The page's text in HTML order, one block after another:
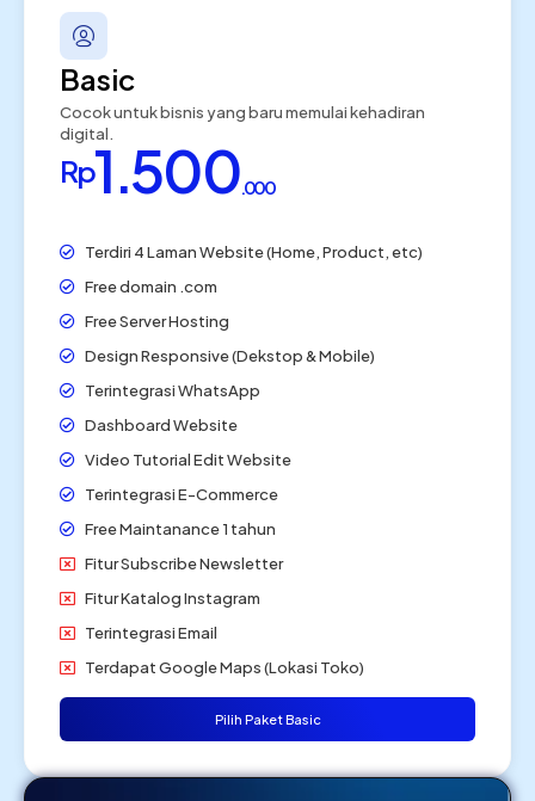
Basic
Cocok untuk bisnis yang baru memulai kehadiran
digital.
Rp1.500.000
Terdiri 4 Laman Website (Home, Product, etc)
Free domain .com
Free Server Hosting
Design Responsive (Dekstop & Mobile)
Terintegrasi WhatsApp
Dashboard Website
Video Tutorial Edit Website
Terintegrasi E-Commerce
Free Maintanance 1 tahun
Fitur Subscribe Newsletter
Fitur Katalog Instagram
Terintegrasi Email
Terdapat Google Maps (Lokasi Toko)
Pilih Paket Basic